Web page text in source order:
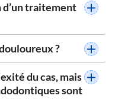
d’un traitement
?
du cas, mais
sont